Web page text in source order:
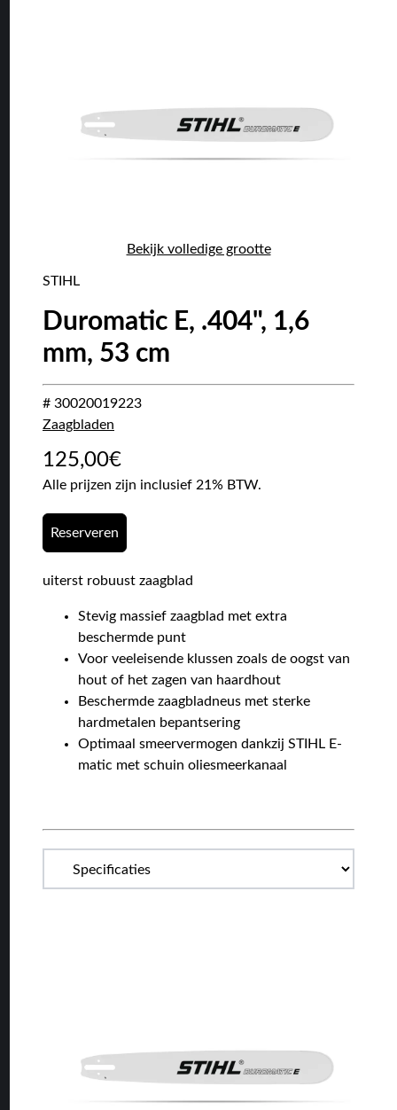
Bekijk volledige grootte
STIHL
Duromatic E, .404", 1,6
mm, 53 cm
# 30020019223
Zaagbladen
125,00€
Alle prijzen zijn inclusief 21% BTW.
Reserveren
uiterst robuust zaagblad
Stevig massief zaagblad met extra
beschermde punt
Voor veeleisende klussen zoals de oogst van
hout of het zagen van haardhout
Beschermde zaagbladneus met sterke
hardmetalen bepantsering
Optimaal smeervermogen dankzij STIHL E-
matic met schuin oliesmeerkanaal